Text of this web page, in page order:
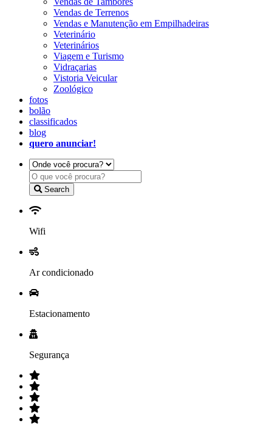
Vendas de Terrenos
Vendas e Manutenção em Empilhadeiras
Veterinário
Veterinários
Viagem e Turismo
Vidraçarias
Vistoria Veicular
Zoológico
fotos
bolão
classificados
blog
quero anunciar!
Search
Wifi
Ar condicionado
Estacionamento
Segurança